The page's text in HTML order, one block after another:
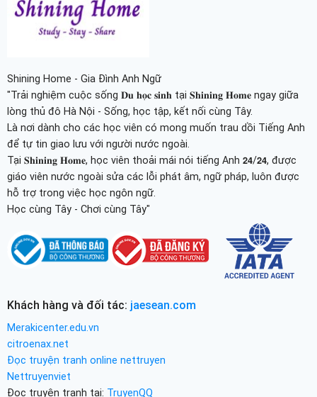
Shining Home - Gia Đình Anh Ngữ
"Trải nghiệm cuộc sống 𝐃𝐮 𝐡𝐨̣𝐜 𝐬𝐢𝐧𝐡 tại 𝐒𝐡𝐢𝐧𝐢𝐧𝐠 𝐇𝐨𝐦𝐞 ngay giữa
lòng thủ đô Hà Nội - Sống, học tập, kết nối cùng Tây.
Là nơi dành cho các học viên có mong muốn trau dồi Tiếng Anh
để tự tin giao lưu với người nước ngoài.
Tại 𝐒𝐡𝐢𝐧𝐢𝐧𝐠 𝐇𝐨𝐦𝐞, học viên thoải mái nói tiếng Anh 𝟮𝟰/𝟮𝟰, được
giáo viên nước ngoài sửa các lỗi phát âm, ngữ pháp, luôn được
hỗ trợ trong việc học ngôn ngữ.
Học cùng Tây - Chơi cùng Tây"
Khách hàng và đối tác: jaesean.com
Merakicenter.edu.vn
citroenax.net
Đọc truyện tranh online nettruyen
Nettruyenviet
Đọc truyện tranh tại: TruyenQQ